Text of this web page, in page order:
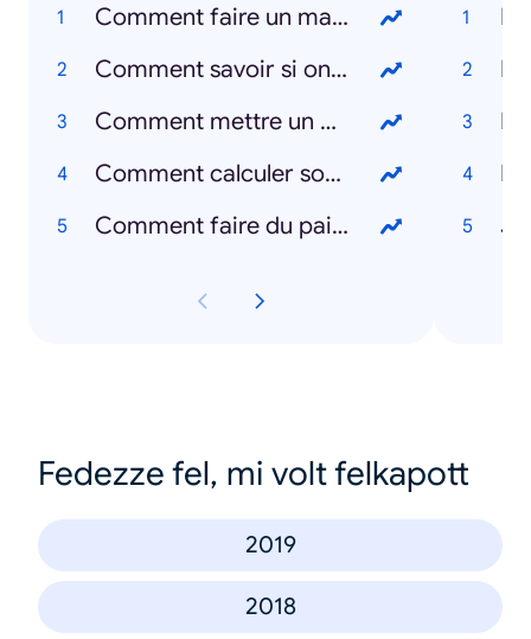
Comment faire un masque ?
Comment savoir si on a le coronavirus ?
Comment mettre un masque ?
Comment calculer son IMC ?
Comment faire du pain ?
Fedezze fel, mi volt felkapott
2019
2018